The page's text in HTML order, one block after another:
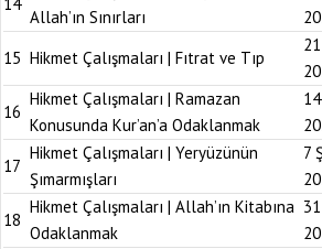
Allah’ın Sınırları
15 Hikmet Çalışmaları | Fıtrat ve Tıp
16
Hikmet Çalışmaları | Ramazan
Konusunda Kur’an’a Odaklanmak
17
Hikmet Çalışmaları | Yeryüzünün
Şımarmışları
7
18
Hikmet Çalışmaları | Allah’ın Kitabına
Odaklanmak